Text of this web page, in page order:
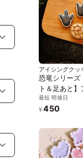
アイシングクッ
恐竜シリーズ
ト＆足あと
ッキー クッキ
ションケーキ
最短 明後日
¥ 450